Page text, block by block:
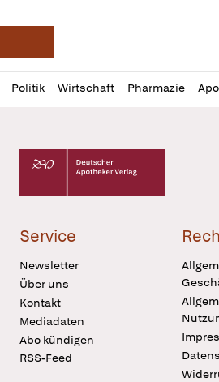
Deutsche Apotheker
Politik Wirtschaft Pharmazie
Profil
öffnen
Daz
Pur
Deutscher Apotheker Verlag Logo
Service
Newsletter
Über uns
Kontakt
Mediadaten
Abo kündigen
RSS-Feed